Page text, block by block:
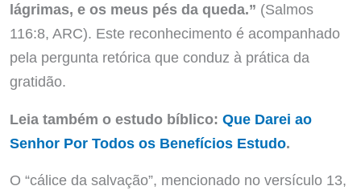
lágrimas, e os meus pés da queda.” (Salmos
116:8, ARC). Este reconhecimento é acompanhado
pela pergunta retórica que conduz à prática da
gratidão.
Leia também o estudo bíblico: Que Darei ao
Senhor Por Todos os Benefícios Estudo.
O “cálice da salvação”, mencionado no versículo 13,